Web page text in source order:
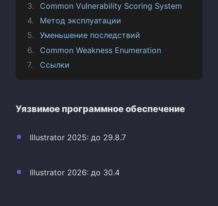
Common Vulnerability Scoring System
Метод эксплуатации
Уменьшение последствий
Common Weakness Enumeration
Ссылки
Уязвимое программное обеспечение
Illustrator 2025: до 29.8.7
Illustrator 2026: до 30.4